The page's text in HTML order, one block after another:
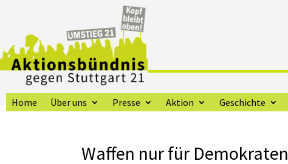
Home Über uns Presse Aktion Geschichte
Waffen nur für Demokraten